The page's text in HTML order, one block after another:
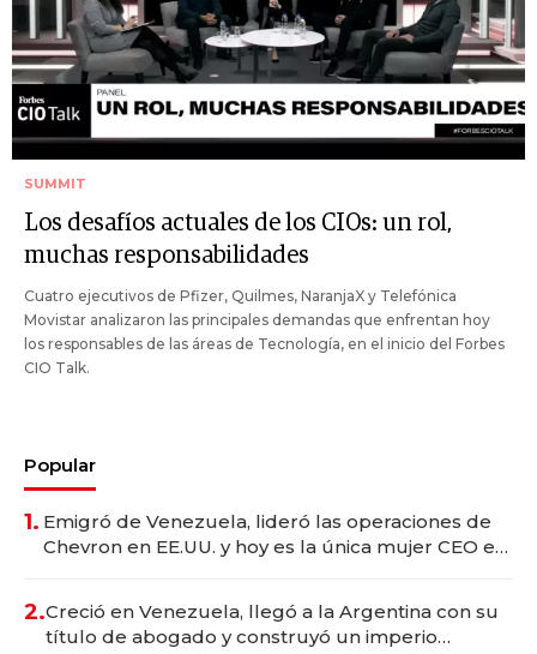
SUMMIT
Los desafíos actuales de los CIOs: un rol,
muchas responsabilidades
Cuatro ejecutivos de Pfizer, Quilmes, NaranjaX y Telefónica
Movistar analizaron las principales demandas que enfrentan hoy
los responsables de las áreas de Tecnología, en el inicio del Forbes
CIO Talk.
Popular
1. Emigró de Venezuela, lideró las operaciones de
Chevron en EE.UU. y hoy es la única mujer CEO en
2.Creció en Venezuela, llegó a la Argentina con su
título de abogado y construyó un imperio